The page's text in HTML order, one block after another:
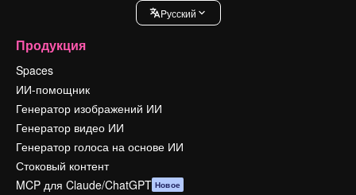
Pусский
Продукция
Spaces
ИИ-помощник
Генератор изображений ИИ
Генератор видео ИИ
Генератор голоса на основе ИИ
Стоковый контент
MCP для Claude/ChatGPT Новое